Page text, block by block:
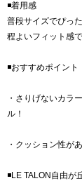
◾️着用感
普段サイズでぴっ
程よいフィット感
◾️おすすめポイント
・さりげないカラ
ル！
・クッション性が
◾️LE TALON自由